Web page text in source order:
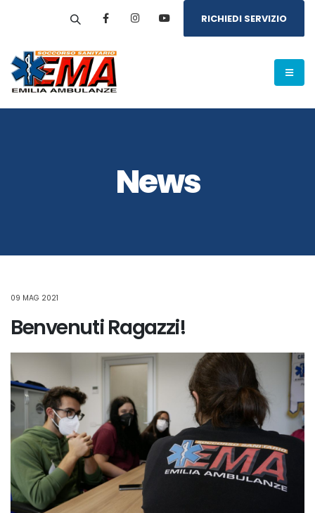
RICHIEDI SERVIZIO
News
09 MAG 2021
Benvenuti Ragazzi!